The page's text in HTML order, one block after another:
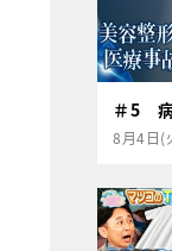
＃5 病
8月4日(